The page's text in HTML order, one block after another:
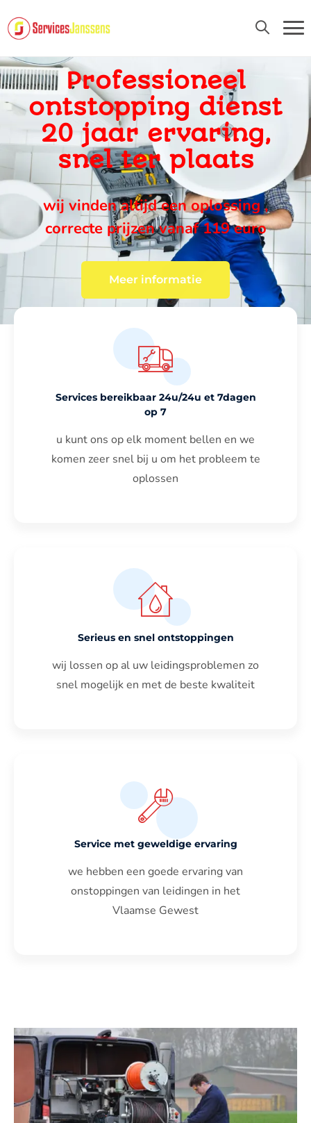
Professioneel
ontstopping dienst
20 jaar ervaring,
snel ter plaats
wij vinden altijd een oplossing ,
correcte prijzen vanaf 119 euro
Meer informatie
Services bereikbaar 24u/24u et 7dagen
op 7
u kunt ons op elk moment bellen en we
komen zeer snel bij u om het probleem te
oplossen
Serieus en snel ontstoppingen
wij lossen op al uw leidingsproblemen zo
snel mogelijk en met de beste kwaliteit
Service met geweldige ervaring
we hebben een goede ervaring van
onstoppingen van leidingen in het
Vlaamse Gewest